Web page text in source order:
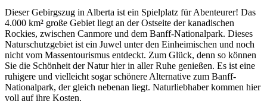
Dieser Gebirgszug in Alberta ist ein Spielplatz für Abenteurer! Das
4.000 km² große Gebiet liegt an der Ostseite der kanadischen
Rockies, zwischen Canmore und dem Banff-Nationalpark. Dieses
Naturschutzgebiet ist ein Juwel unter den Einheimischen und noch
nicht vom Massentourismus entdeckt. Zum Glück, denn so können
Sie die Schönheit der Natur hier in aller Ruhe genießen. Es ist eine
ruhigere und vielleicht sogar schönere Alternative zum Banff-
Nationalpark, der gleich nebenan liegt. Naturliebhaber kommen hier
voll auf ihre Kosten.